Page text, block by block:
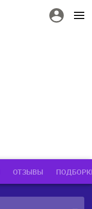
ОТЗЫВЫ